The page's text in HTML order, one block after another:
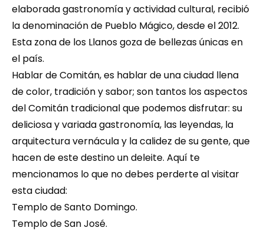
elaborada gastronomía y actividad cultural, recibió
la denominación de Pueblo Mágico, desde el 2012.
Esta zona de los Llanos goza de bellezas únicas en
el país.
Hablar de Comitán, es hablar de una ciudad llena
de color, tradición y sabor; son tantos los aspectos
del Comitán tradicional que podemos disfrutar: su
deliciosa y variada gastronomía, las leyendas, la
arquitectura vernácula y la calidez de su gente, que
hacen de este destino un deleite. Aquí te
mencionamos lo que no debes perderte al visitar
esta ciudad:
Templo de Santo Domingo.
Templo de San José.